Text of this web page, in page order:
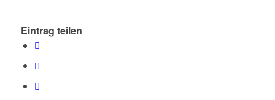
Eintrag teilen